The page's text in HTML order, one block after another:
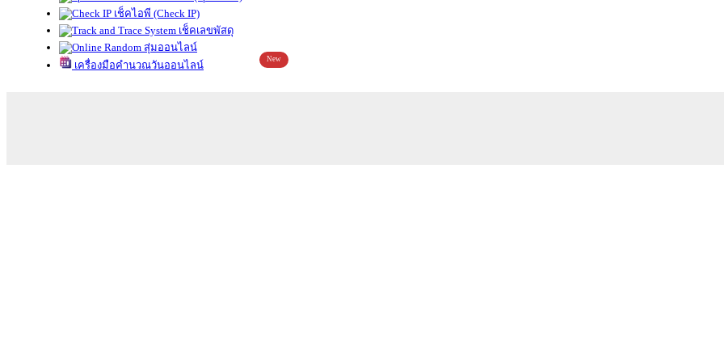
เช็คไอพี (Check IP)
เช็คเลขพัสดุ
สุ่มออนไลน์
เครื่องมือคำนวณวันออนไลน์
New